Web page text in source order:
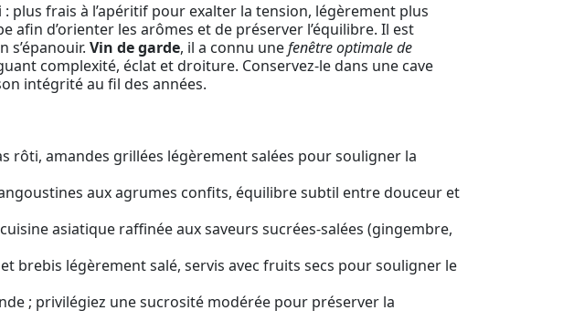
plus frais à l’apéritif pour exalter la tension, légèrement plus
d’orienter les arômes et de préserver l’équilibre. Il est
s’épanouir. Vin de garde, il a connu unefenêtre optimale de
complexité, éclat et droiture. Conservez-le dans une cave
intégrité au fil des années.
rôti, amandes grillées légèrement salées pour souligner la
aux agrumes confits, équilibre subtil entre douceur et
asiatique raffinée aux saveurs sucrées-salées (gingembre,
brebis légèrement salé, servis avec fruits secs pour souligner le
; privilégiez une sucrosité modérée pour préserver la